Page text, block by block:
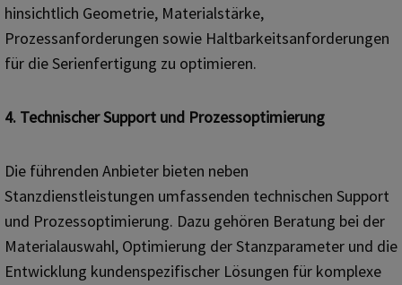
hinsichtlich Geometrie, Materialstärke,
Prozessanforderungen sowie Haltbarkeitsanforderungen
für die Serienfertigung zu optimieren.
4. Technischer Support und Prozessoptimierung
Die führenden Anbieter bieten neben
Stanzdienstleistungen umfassenden technischen Support
und Prozessoptimierung. Dazu gehören Beratung bei der
Materialauswahl, Optimierung der Stanzparameter und die
Entwicklung kundenspezifischer Lösungen für komplexe